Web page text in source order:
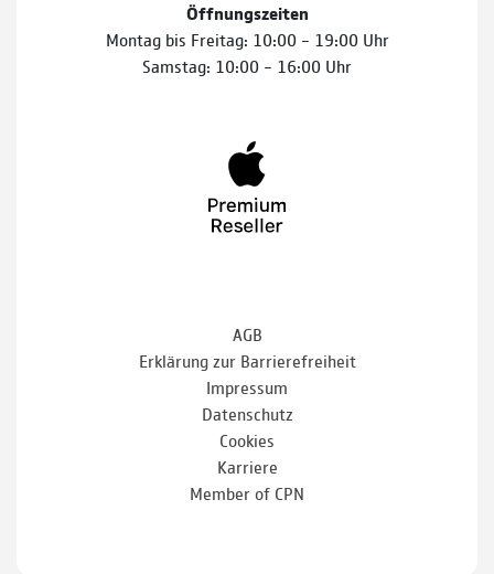
Öffnungszeiten
Montag bis Freitag: 10:00 – 19:00 Uhr
Samstag: 10:00 – 16:00 Uhr
AGB
Erklärung zur Barrierefreiheit
Impressum
Datenschutz
Cookies
Karriere
Member of CPN